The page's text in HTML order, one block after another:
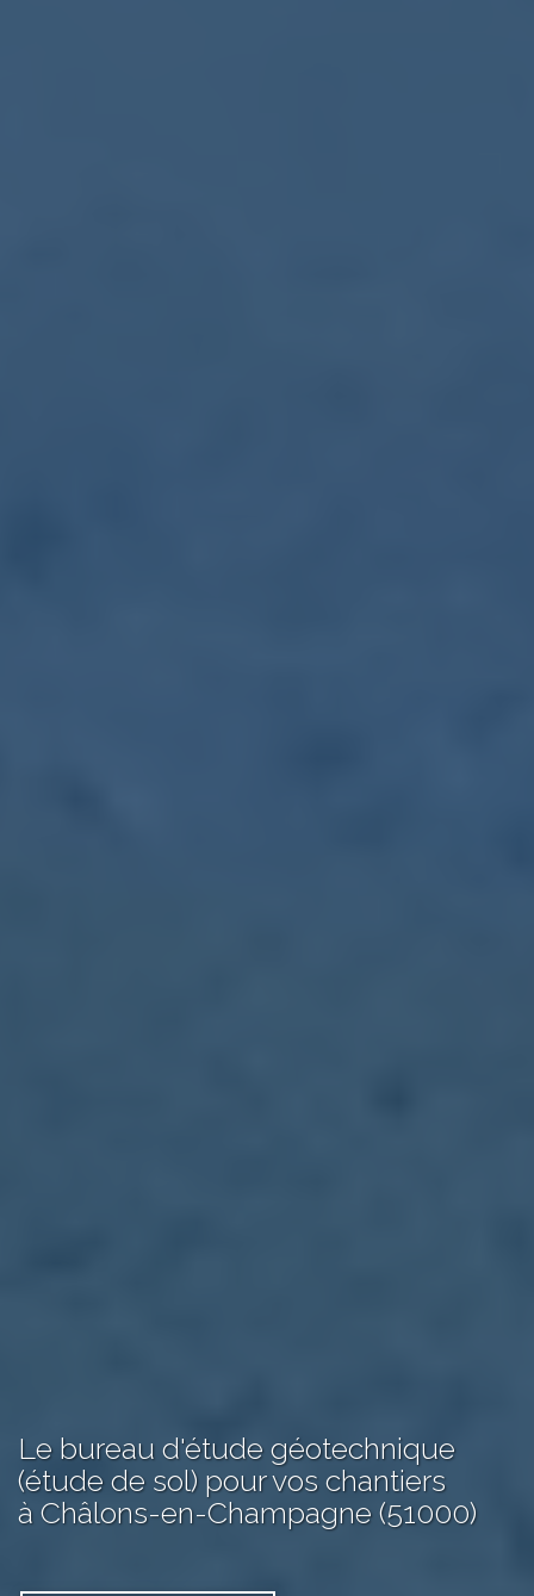
Le bureau d'étude géotechnique
(étude de sol) pour vos chantiers
à Châlons-en-Champagne (51000)